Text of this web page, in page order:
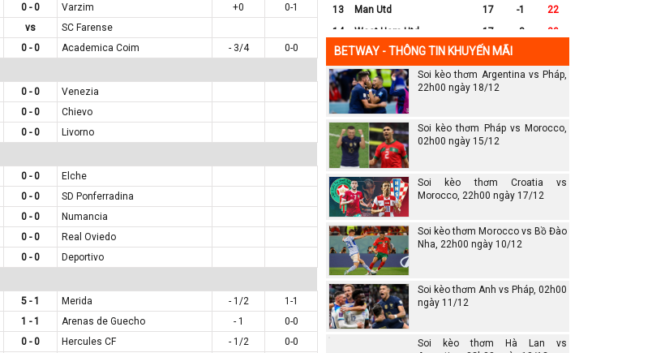
0 - 0 Varzim +0
0-1
vs
SC Farense
0 - 0 Academica Coim - 3/4
0-0
0 - 0
Venezia
0 - 0
Chievo
0 - 0
Livorno
0 - 0
Elche
0 - 0
SD Ponferradina
0 - 0
Numancia
0 - 0
Real Oviedo
0 - 0
Deportivo
5 - 1 Merida - 1/2
1-1
1 - 1 Arenas de Guecho - 1
0-0
0 - 0 Hercules CF - 1/2
0-0
13
Man Utd 17 -1
22
14
West Ham Utd 17 -8
20
15
Everton 17
16
Crystal Palace 17 -8
16
17
Leicester City
18
Ipswich
19
Wolves 17
20
Southampton
BETWAY - THÔNG TIN KHUYẾN MÃI
Soi kèo thơm Argentina vs Pháp,
22h00 ngày 18/12
Soi kèo thơm Pháp vs Morocco,
02h00 ngày 15/12
Soi kèo thơm Croatia vs
Morocco, 22h00 ngày 17/12
Soi kèo thơm Morocco vs Bồ Đào
Nha, 22h00 ngày 10/12
Soi kèo thơm Anh vs Pháp, 02h00
ngày 11/12
Soi kèo thơm Hà Lan vs